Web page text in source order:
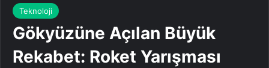
Teknoloji
Gökyüzüne Açılan Büyük
Rekabet: Roket Yarışması